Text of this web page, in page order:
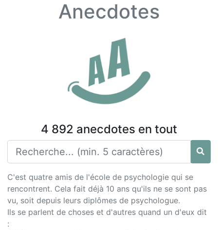
Anecdotes
4 892 anecdotes en tout
C'est quatre amis de l'école de psychologie qui se
rencontrent. Cela fait déjà 10 ans qu'ils ne se sont pas
vu, soit depuis leurs diplômes de psychologue.
Ils se parlent de choses et d'autres quand un d'eux dit
: